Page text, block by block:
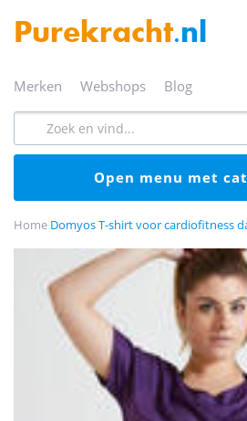
Purekracht.nl
merken webshops blog
open menu met
Home Domyos T-shirt voor cardiofitness